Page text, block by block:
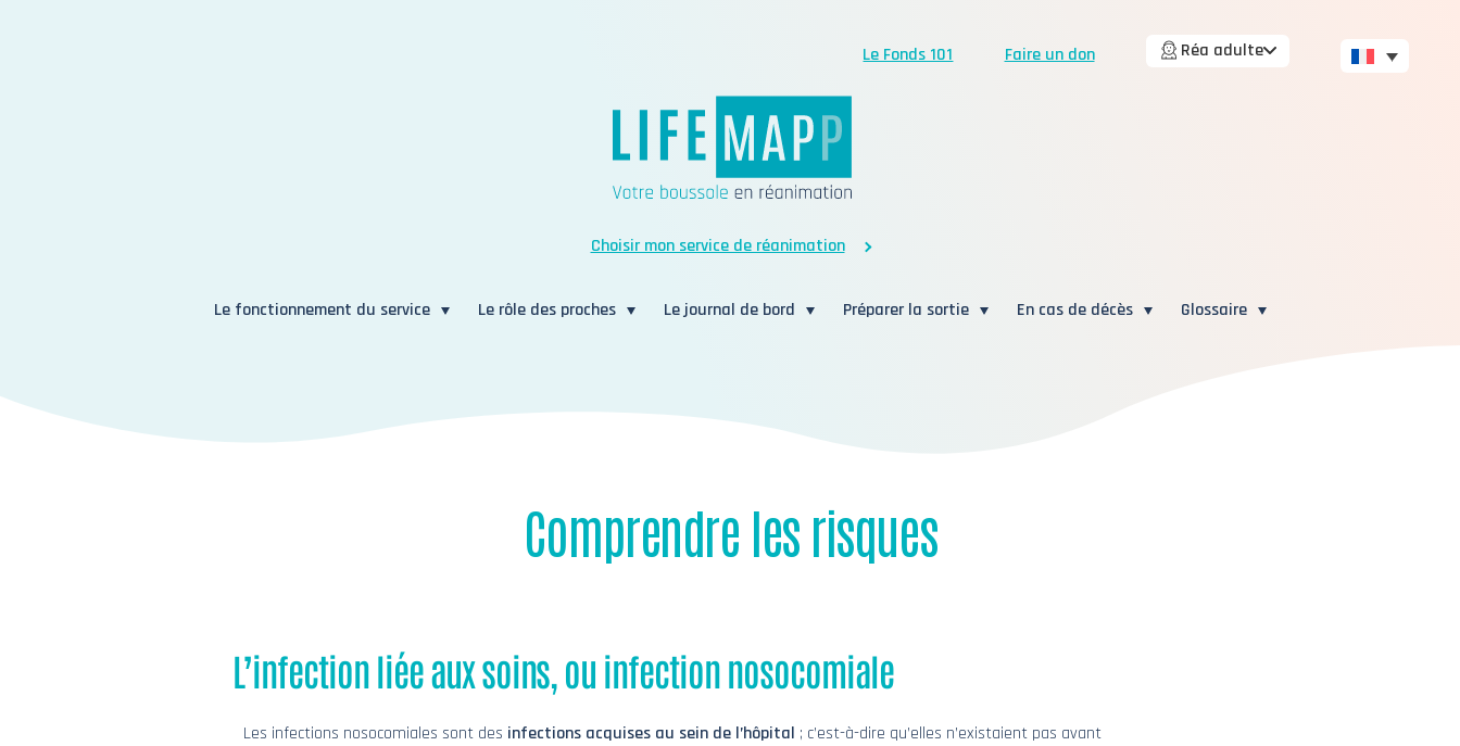
Le Fonds 101 Faire un don Réa adulte
Choisir mon service de réanimation
Le fonctionnement du service Le rôle des proches Le journal de bord Préparer la sortie En cas de décès Glossaire
Comprendre les risques
L’infection liée aux soins, ou infection nosocomiale
Les infections nosocomiales sont des infections acquises au sein de l’hôpital ; c’est-à-dire qu’elles n’existaient pas avant